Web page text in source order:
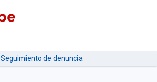
Seguimiento de denuncia